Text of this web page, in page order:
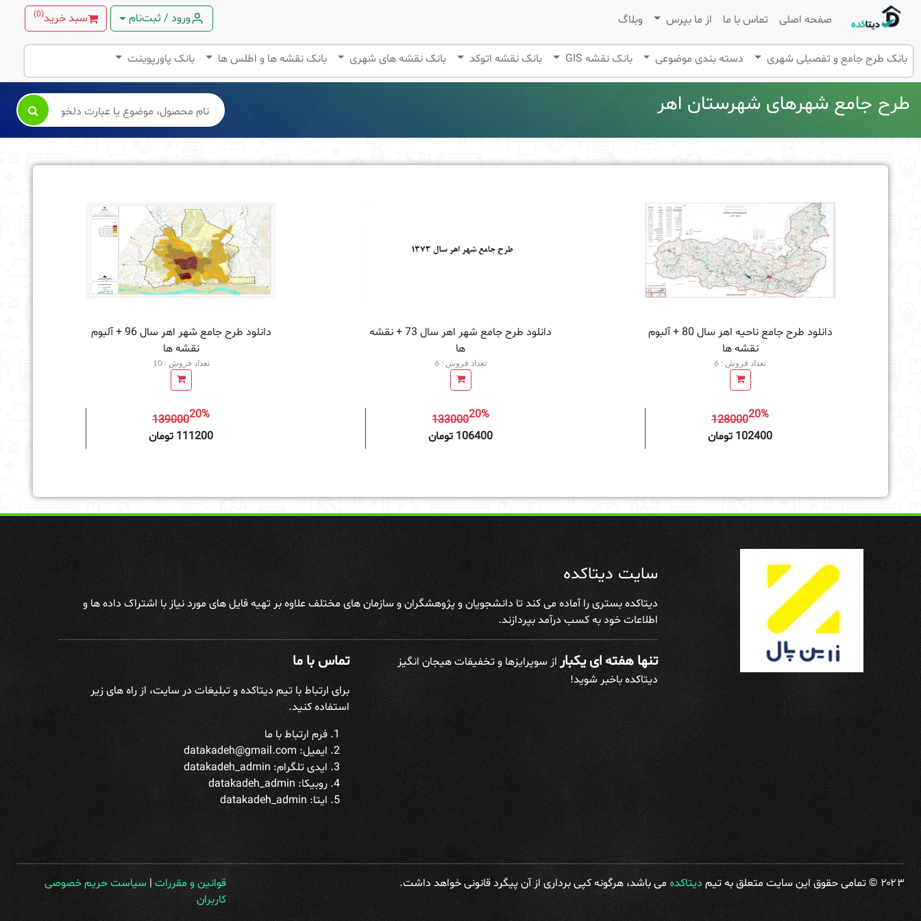
صفحه اصلی تماس با ما از ما بپرس وبلاگ ورود / ثبت‌نام سبد خرید(
0
)
بانک طرح جامع و تفصیلی شهری دسته بندی موضوعی بانک نقشه GIS بانک نقشه اتوکد بانک نقشه های شهری بانک نقشه ها و اطلس ها بانک پاورپوینت
طرح جامع شهرهای شهرستان اهر 
دانلود طرح جامع ناحیه اهر سال 80 + آلبوم
نقشه ها
تعداد فروش : 6
12800020%
102400 تومان
دانلود طرح جامع شهر اهر سال 73 + نقشه
ها
تعداد فروش : 6
13300020%
106400 تومان
دانلود طرح جامع شهر اهر سال 96 + آلبوم
نقشه ها
تعداد فروش : 10
13900020%
111200 تومان
سایت دیتاکده
دیتاکده بستری را آماده می کند تا دانشجویان و پژوهشگران و سازمان های مختلف علاوه بر تهیه فایل های مورد نیاز با اشتراک داده ها و
اطلاعات خود به کسب درآمد بپردازند.
تنها هفته ای یکباراز سوپرایزها و تخفیفات هیجان انگیز
دیتاکده باخبر شوید!
تماس با ما
برای ارتباط با تیم دیتاکده و تبلیغات در سایت، از راه های زیر
استفاده کنید.
فرم ارتباط با ما
ایمیل: datakadeh@gmail.com
ایدی تلگرام:datakadeh_admin
روبیکا: datakadeh_admin
ایتا: datakadeh_admin
۲۰۲۳ © تمامی حقوق این سایت متعلق به تیم دیتاکدهمی باشد، هرگونه کپی برداری از آن پیگرد قانونی خواهد داشت. قوانین و مقررات|سیاست حریم خصوصی
کاربران